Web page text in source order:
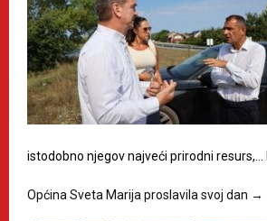
istodobno njegov najveći prirodni resurs,…
Općina Sveta Marija proslavila svoj dan →